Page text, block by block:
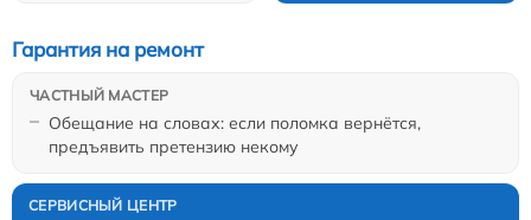
Обещание на словах: если поломка вернётся,
предъявить претензию некому
Гарантия на ремонт